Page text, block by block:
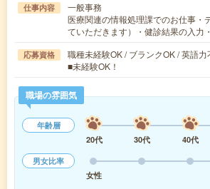
仕事内容
一般事務
医療関連の情報処理課でのお仕事・
ていただきます）・健診結果の入力
応募資格
職種未経験OK / ブランクOK / 英語力
■未経験OK！
職場の雰囲気
年齢層
20代
30代 40代
男女比率
女性